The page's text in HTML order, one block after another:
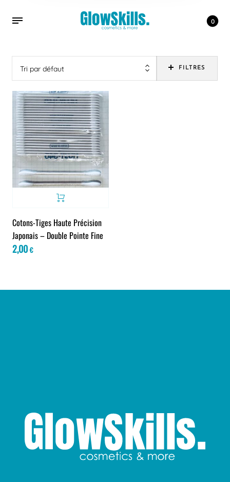
0
Tri par défaut FILTRES
Cotons-Tiges Haute Précision
Japonais – Double Pointe Fine
2,00€